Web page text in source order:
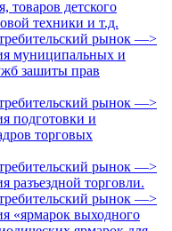
товаров детского
техники и т.д.
рынок —>
муниципальных и
зашиты прав
рынок —>
подготовки и
торговых
рынок —>
разъездной торговли.
рынок —>
«ярмарок выходного